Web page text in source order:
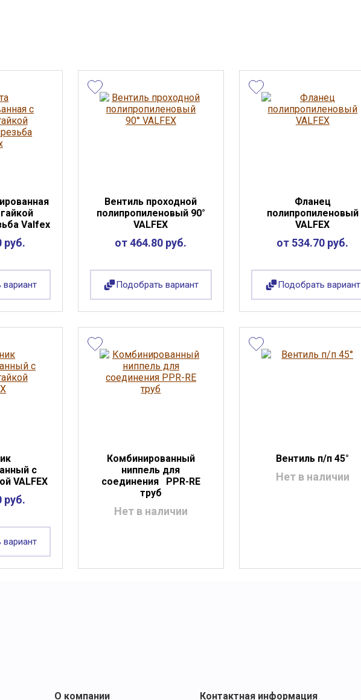
Valfex
руб.
Вентиль проходной
полипропиленовый 90°
VALFEX
от 464.80 руб.
Подобрать вариант
Фланец
полипропиленовый
VALFEX
от 534.70 руб.
Подобрать вариант
с
VALFEX
руб.
Комбинированный
ниппель для
соединения PPR-RE
труб
Нет в наличии
Вентиль п/п 45°
Нет в наличии
О компании Контактная информация